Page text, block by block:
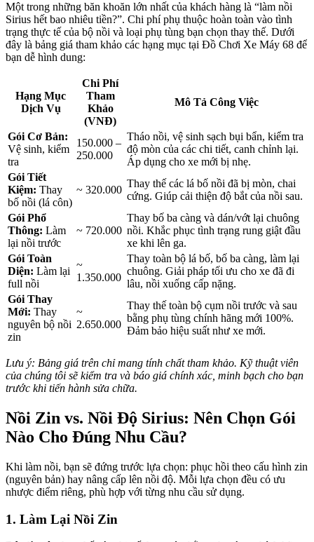
Một trong những băn khoăn lớn nhất của khách hàng là “làm nồi
Sirius hết bao nhiêu tiền?”. Chi phí phụ thuộc hoàn toàn vào tình
trạng thực tế của bộ nồi và loại phụ tùng bạn chọn thay thế. Dưới
đây là bảng giá tham khảo các hạng mục tại Đồ Chơi Xe Máy 68 để
bạn dễ hình dung:
Hạng Mục
Dịch Vụ
Chi Phí
Tham
Khảo
(VNĐ)
Mô Tả Công Việc
Gói Cơ Bản:
Vệ sinh, kiểm
tra
150.000 –
250.000
Tháo nồi, vệ sinh sạch bụi bẩn, kiểm tra
độ mòn của các chi tiết, canh chỉnh lại.
Áp dụng cho xe mới bị nhẹ.
Gói Tiết
Kiệm: Thay
bố nồi (lá côn)
~ 320.000
Thay thế các lá bố nồi đã bị mòn, chai
cứng. Giúp cải thiện độ bắt của nồi sau.
Gói Phổ
Thông: Làm
lại nồi trước
~ 720.000
Thay bố ba càng và dán/vớt lại chuông
nồi. Khắc phục tình trạng rung giật đầu
xe khi lên ga.
Gói Toàn
Diện: Làm lại
full nồi
~
1.350.000
Thay toàn bộ lá bố, bố ba càng, làm lại
chuông. Giải pháp tối ưu cho xe đã đi
lâu, nồi xuống cấp nặng.
Gói Thay
Mới: Thay
nguyên bộ nồi
zin
~
2.650.000
Thay thế toàn bộ cụm nồi trước và sau
bằng phụ tùng chính hãng mới 100%.
Đảm bảo hiệu suất như xe mới.
Lưu ý: Bảng giá trên chỉ mang tính chất tham khảo. Kỹ thuật viên
của chúng tôi sẽ kiểm tra và báo giá chính xác, minh bạch cho bạn
trước khi tiến hành sửa chữa.
Nồi Zin vs. Nồi Độ Sirius: Nên Chọn Gói
Nào Cho Đúng Nhu Cầu?
Khi làm nồi, bạn sẽ đứng trước lựa chọn: phục hồi theo cấu hình zin
(nguyên bản) hay nâng cấp lên nồi độ. Mỗi lựa chọn đều có ưu
nhược điểm riêng, phù hợp với từng nhu cầu sử dụng.
1. Làm Lại Nồi Zin